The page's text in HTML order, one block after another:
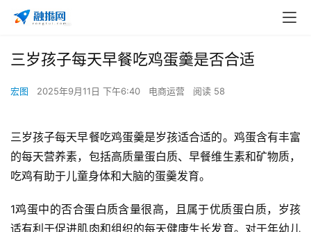
三岁孩子每天早餐吃鸡蛋羹是否合适
宏图 2025年9月11日 下午6:40 电商运营 阅读 58
三岁孩子每天早餐吃鸡蛋羹是岁孩适合适的。鸡蛋含有丰富
的每天营养素，包括高质量蛋白质、早餐维生素和矿物质，
吃鸡有助于儿童身体和大脑的蛋羹发育。
1鸡蛋中的否合蛋白质含量很高，且属于优质蛋白质，岁孩
适有利于促进肌肉和组织的每天健康生长发育。对于年幼儿